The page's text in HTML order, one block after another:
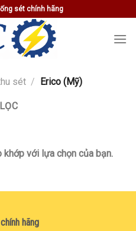
sét chính hãng
sét / Erico (Mỹ)
LỌC
khớp với lựa chọn của bạn.
hãng